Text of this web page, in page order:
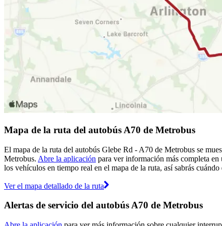
Mapa de la ruta del autobús A70 de Metrobus
El mapa de la ruta del autobús Glebe Rd - A70 de Metrobus se
Metrobus. Abre la aplicación para ver información más completa en
los vehículos en tiempo real en el mapa de la ruta, así sabrás
Ver el mapa detallado de la ruta
Alertas de servicio del autobús A70 de Metrobus